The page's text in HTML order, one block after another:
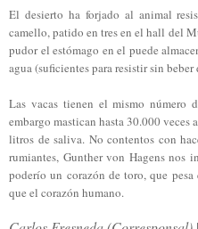
El desierto ha forjado al animal
camello, patido en tres en el hall del
pudor el estómago en el puede
agua (suficientes para resistir sin beber
Las vacas tienen el mismo número
embargo mastican hasta 30.000 veces
litros de saliva. No contentos con
rumiantes, Gunther von Hagens nos
poderío un corazón de toro, que
que el corazón humano.